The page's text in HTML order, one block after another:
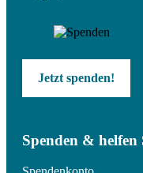
Jetzt spenden!
Spenden & helfen